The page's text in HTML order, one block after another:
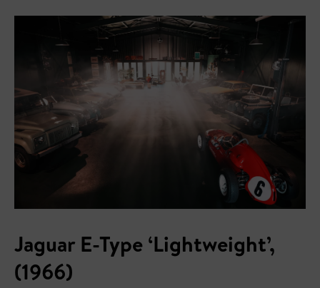
Jaguar E-Type ‘Lightweight’,
(1966)